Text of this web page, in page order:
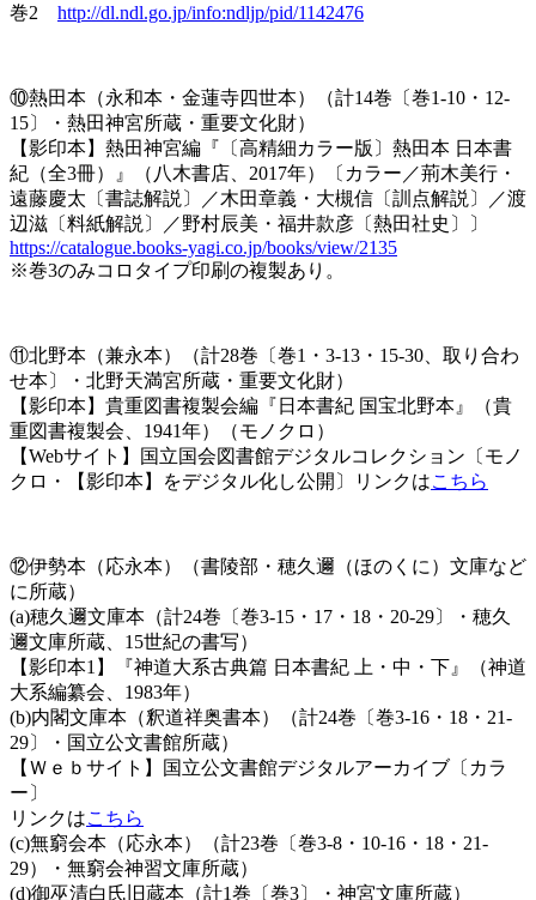
巻2 http://dl.ndl.go.jp/info:ndljp/pid/1142476
⑩熱田本（永和本・金蓮寺四世本）（計14巻〔巻1-10・12-
15〕・熱田神宮所蔵・重要文化財）
【影印本】熱田神宮編『〔高精細カラー版〕熱田本 日本書
紀（全3冊）』（八木書店、2017年）〔カラー／荊木美行・
遠藤慶太〔書誌解説〕／木田章義・大槻信〔訓点解説〕／渡
辺滋〔料紙解説〕／野村辰美・福井款彦〔熱田社史〕〕
https://catalogue.books-yagi.co.jp/books/view/2135
※巻3のみコロタイプ印刷の複製あり。
⑪北野本（兼永本）（計28巻〔巻1・3-13・15-30、取り合わ
せ本〕・北野天満宮所蔵・重要文化財）
【影印本】貴重図書複製会編『日本書紀 国宝北野本』（貴
重図書複製会、1941年）（モノクロ）
【Webサイト】国立国会図書館デジタルコレクション〔モノ
クロ・【影印本】をデジタル化し公開〕リンクはこちら
⑫伊勢本（応永本）（書陵部・穂久邇（ほのくに）文庫など
に所蔵）
(a)穂久邇文庫本（計24巻〔巻3-15・17・18・20-29〕・穂久
邇文庫所蔵、15世紀の書写）
【影印本1】『神道大系古典篇 日本書紀 上・中・下』（神道
大系編纂会、1983年）
(b)内閣文庫本（釈道祥奥書本）（計24巻〔巻3-16・18・21-
29〕・国立公文書館所蔵）
【Ｗｅｂサイト】国立公文書館デジタルアーカイブ〔カラ
ー〕
リンクはこちら
(c)無窮会本（応永本）（計23巻〔巻3-8・10-16・18・21-
29）・無窮会神習文庫所蔵）
(d)御巫清白氏旧蔵本（計1巻〔巻3〕・神宮文庫所蔵）